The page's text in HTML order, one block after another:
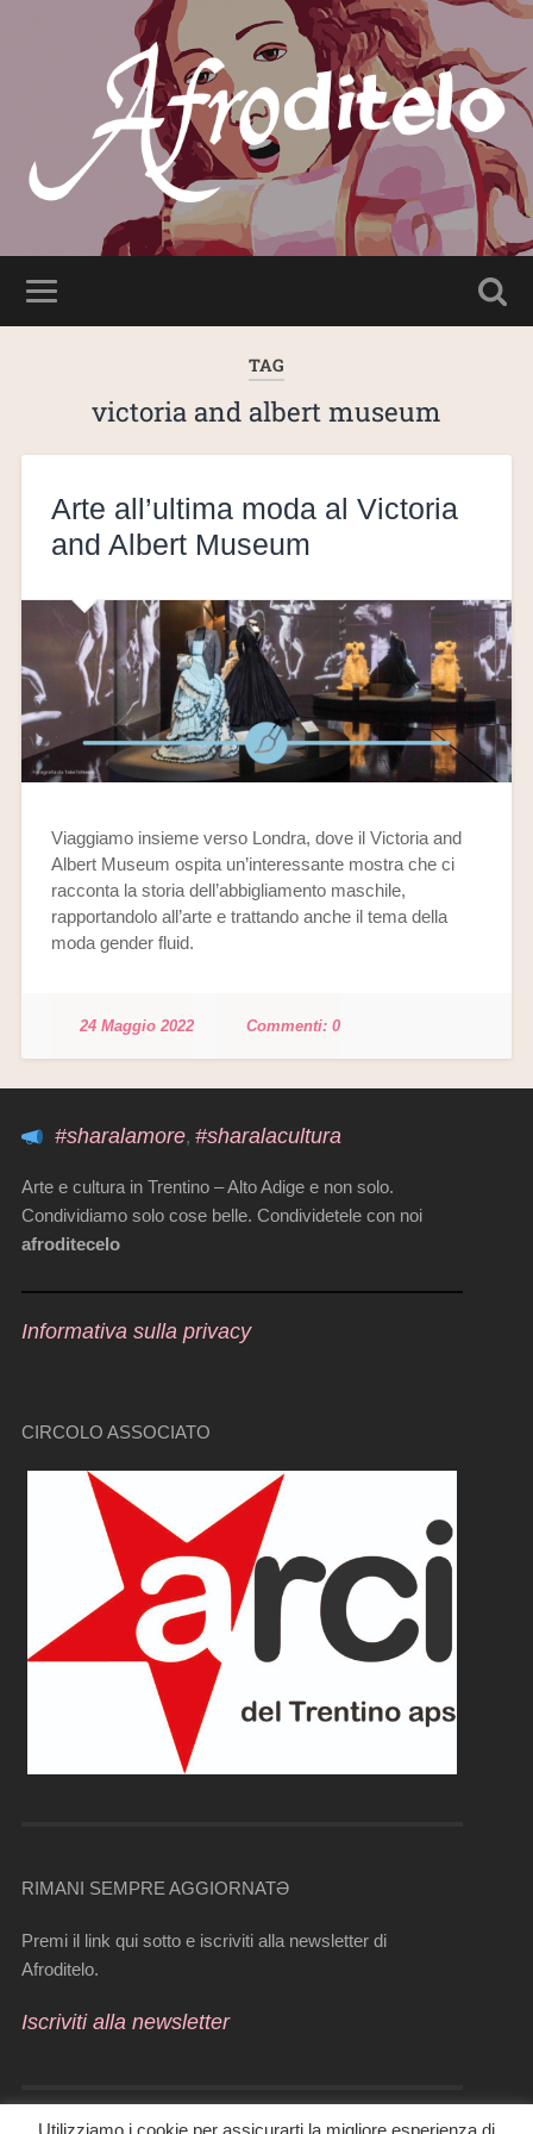
TAG
victoria and albert museum
Arte all’ultima moda al Victoria
and Albert Museum
Viaggiamo insieme verso Londra, dove il Victoria and
Albert Museum ospita un’interessante mostra che ci
racconta la storia dell’abbigliamento maschile,
rapportandolo all’arte e trattando anche il tema della
moda gender fluid.
24 Maggio 2022 0
#sharalamore, #sharalacultura
Arte e cultura in Trentino – Alto Adige e non solo.
Condividiamo solo cose belle. Condividetele con noi
afroditecelo
Informativa sulla privacy
CIRCOLO ASSOCIATO
RIMANI SEMPRE AGGIORNATƏ
Premi il link qui sotto e iscriviti alla newsletter di
Afroditelo.
Iscriviti alla newsletter